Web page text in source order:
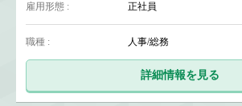
雇用形態 : 正社員
職種 : 人事/総務
詳細情報を見る